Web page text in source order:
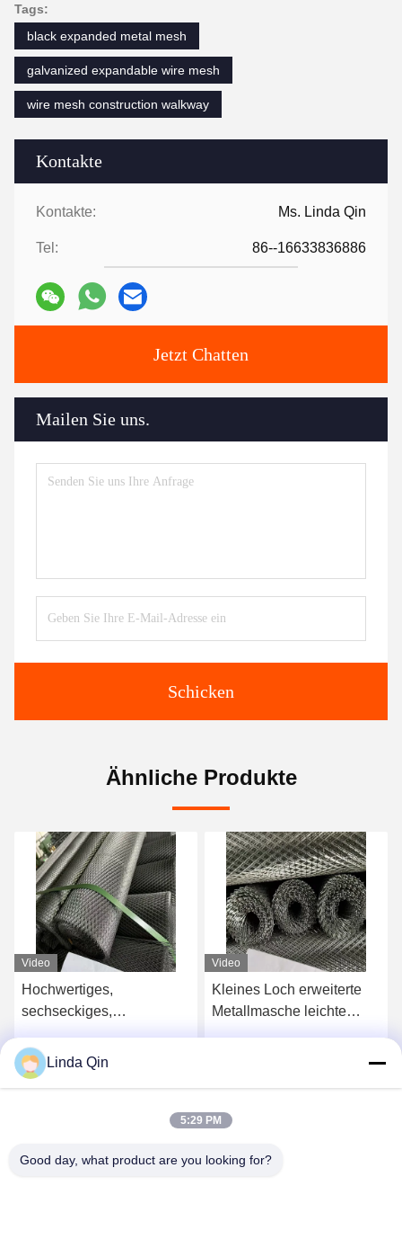
Kontakte
Kontakte: Ms. Linda Qin
Tel: 86--16633836886
Jetzt Chatten
Mailen Sie uns.
Schicken
Tags:
black expanded metal mesh
galvanized expandable wire mesh
wire mesh construction walkway
Ähnliche Produkte
Video
Kleines Loch erweiterte
Metallmasche leichte
Diamantmasche
Jetzt Chatten
Video
Aluminium-Diamantgitter-
Streckmetallbleche,
Linda Qin
5:29 PM
Good day, what product are you looking for?